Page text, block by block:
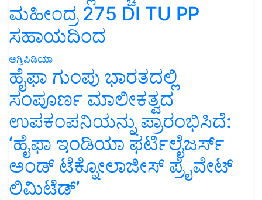
ಮಹೀಂದ್ರ 275 DI TU PP
ಸಹಾಯದಿಂದ
ಅಗ್ರಿಪಿಡಿಯಾ
ಹೈಫಾ ಗುಂಪು ಭಾರತದಲ್ಲಿ
ಸಂಪೂರ್ಣ ಮಾಲೀಕತ್ವದ
ಉಪಕಂಪನಿಯನ್ನು ಪ್ರಾರಂಭಿಸಿದೆ:
‘ಹೈಫಾ ಇಂಡಿಯಾ ಫರ್ಟಿಲೈಜರ್ಸ್
ಅಂಡ್ ಟೆಕ್ನೋಲಾಜೀಸ್ ಪ್ರೈವೇಟ್
ಲಿಮಿಟೆಡ್’